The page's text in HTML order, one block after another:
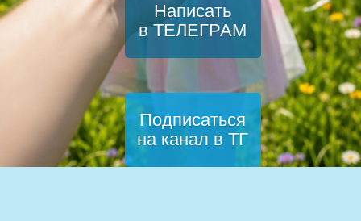
Написать
в ТЕЛЕГРАМ
Подписаться
на канал в ТГ